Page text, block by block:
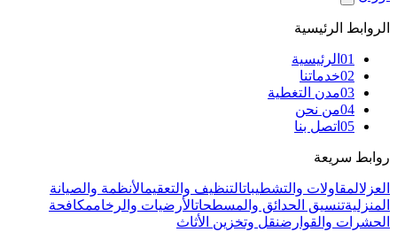
الروابط الرئيسية
01 الرئيسية
02خدماتنا
03مدن التغطية
04من نحن
05 اتصل بنا
روابط سريعة
العزلالمقاولات والتشطيباتالتنظيف والتعقيمالأنظمة والصيانة
المنزليةتنسيق الحدائق والمسطحاتالأرضيات والرخاممكافحة
الحشرات والقوارضنقل وتخزين الأثاث